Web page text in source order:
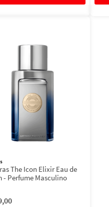
The Icon Elixir Eau de
- Perfume Masculino
,00